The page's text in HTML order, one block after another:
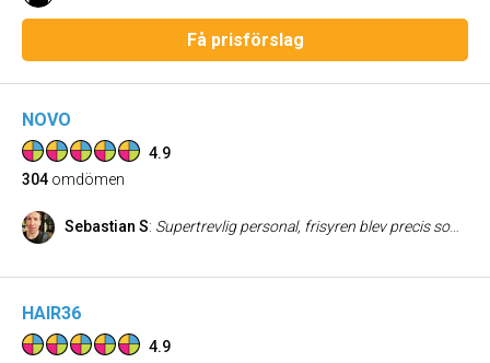
Få prisförslag
NOVO
4.9
304 omdömen
Sebastian S: Supertrevlig personal, frisyren blev precis som tänkt, alltid nöjd efter ett besök på Novo.
HAIR36
4.9